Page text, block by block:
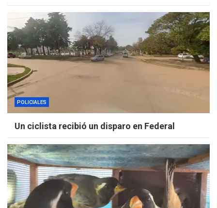
POLICIALES
Un ciclista recibió un disparo en Federal